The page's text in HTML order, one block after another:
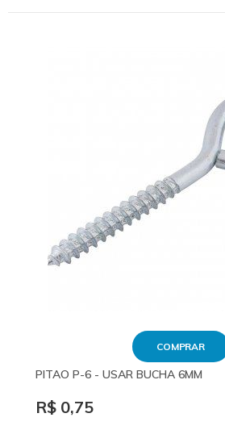
COMPRAR
PITAO P-6 - USAR BUCHA 6MM
R$ 0,75